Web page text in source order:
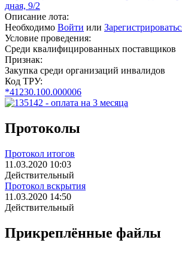
дная, 9/2
Описание лота:
Необходимо Войти или
Условие проведения:
Среди квалифицированных поставщиков
Признак:
Закупка среди организаций инвалидов
Код ТРУ:
*41230.100.000006
Протоколы
Протокол итогов
11.03.2020 10:03
Действительный
Протокол вскрытия
11.03.2020 14:50
Действительный
Прикреплённые файлы